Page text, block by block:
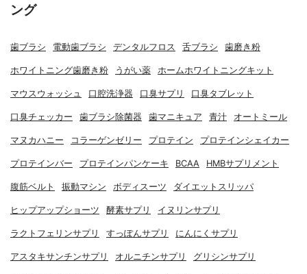
ング
歯ブラシ 電動歯ブラシ デンタルフロス 舌ブラシ 歯磨き粉
ホワイトニング歯磨き粉 うがい薬 ホームホワイトニングキット
マウスウォッシュ 口腔洗浄器 口臭サプリ 口臭タブレット
口臭チェッカー 歯ブラシ除菌器 歯マニキュア 青汁 オートミール
マヌカハニー コラーゲンゼリー プロテイン プロテインシェイカー
プロテインバー プロテインパンケーキ BCAA HMBサプリメント
腹筋ベルト 振動マシン ボディスーツ ダイエットスリッパ
ヒップアップショーツ 酵素サプリ イヌリンサプリ
ラクトフェリンサプリ すっぽんサプリ にんにくサプリ
アスタキサンチンサプリ オルニチンサプリ グリシンサプリ